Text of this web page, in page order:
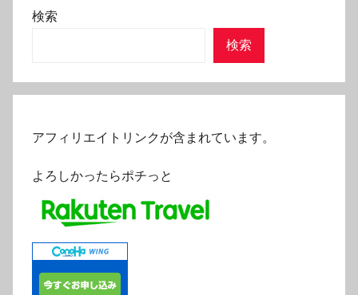
検索
検索
アフィリエイトリンクが含まれています。
よろしかったらポチっと